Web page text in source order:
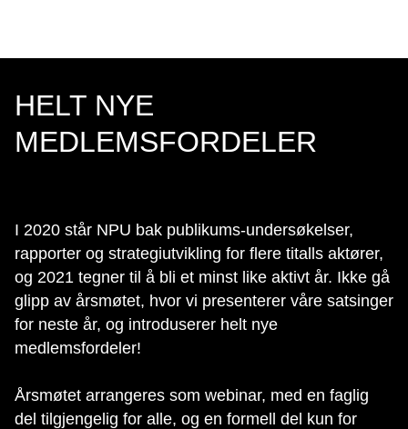
HELT NYE
MEDLEMSFORDELER
I 2020 står NPU bak publikums-undersøkelser,
rapporter og strategiutvikling for flere titalls aktører,
og 2021 tegner til å bli et minst like aktivt år. Ikke gå
glipp av årsmøtet, hvor vi presenterer våre satsinger
for neste år, og introduserer helt nye
medlemsfordeler!
Årsmøtet arrangeres som webinar, med en faglig
del tilgjengelig for alle, og en formell del kun for